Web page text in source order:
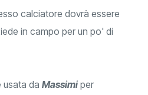
calciatore dovrà essere
in campo per un po' di
usata da Massimiper